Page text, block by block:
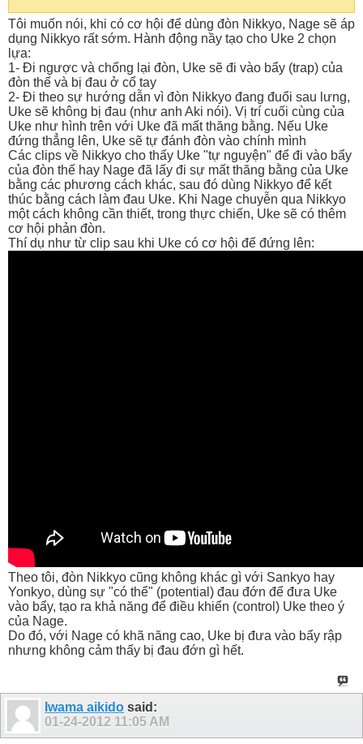
Tôi muốn nói, khi có cơ hội để dùng đòn Nikkyo, Nage sẽ áp
dụng Nikkyo rất sớm. Hành động nầy tạo cho Uke 2 chọn
lựa:
1- Đi ngược và chống lại đòn, Uke sẽ đi vào bẩy (trap) của
đòn thế và bị đau ở cổ tay
2- Đi theo sự hướng dẫn vì đòn Nikkyo đang đuổi sau lưng,
Uke sẽ không bị đau (như anh Aki nói). Vị trí cuối cùng của
Uke như hình trên với Uke đã mất thăng bằng. Nếu Uke
đứng thẳng lên, Uke sẽ tự đánh đòn vào chính mình
Các clips về Nikkyo cho thấy Uke "tự nguyện" để đi vào bẩy
của đòn thế hay Nage đã lấy đi sự mất thăng bằng của Uke
bằng các phương cách khác, sau đó dùng Nikkyo để kết
thúc bằng cách làm đau Uke. Khi Nage chuyễn qua Nikkyo
một cách không cần thiết, trong thực chiến, Uke sẽ có thêm
cơ hội phản đòn.
Thí dụ như từ clip sau khi Uke có cơ hội để đứng lên:
Theo tôi, đòn Nikkyo cũng không khác gì với Sankyo hay
Yonkyo, dùng sự "có thể" (potential) đau đớn để đưa Uke
vào bẩy, tạo ra khả năng để điều khiển (control) Uke theo ý
của Nage.
Do đó, với Nage có khã năng cao, Uke bị đưa vào bẩy rập
nhưng không cảm thấy bị đau đớn gì hết.
Iwama aikido said:
01-24-2012 11:05 AM